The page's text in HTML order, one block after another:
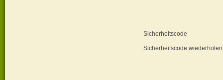
Sicherheitscode
Sicherheitscode